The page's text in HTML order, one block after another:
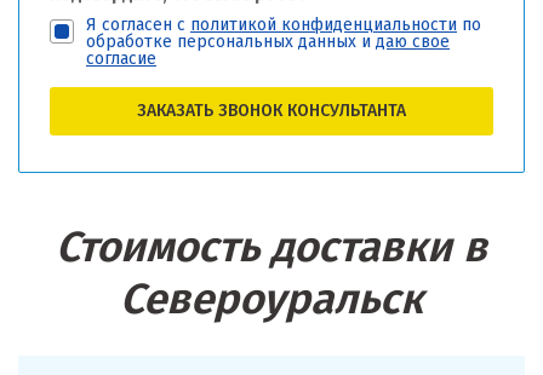
Я согласен с политикой конфиденциальности по
обработке персональных данных и даю свое
согласие
ЗАКАЗАТЬ ЗВОНОК КОНСУЛЬТАНТА
Стоимость доставки в
Североуральск